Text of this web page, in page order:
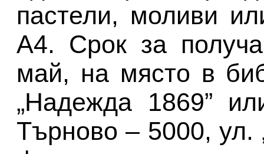
пастели, моливи
А4. Срок за
май, на място в
„Надежда 1869”
Търново – 5000,